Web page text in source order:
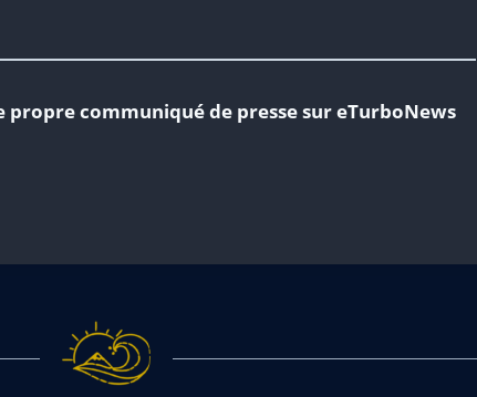
communiqué de presse sur eTurboNews